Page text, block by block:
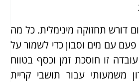
דורש תחזוקה מינימלית. כל מה
פעם עם מים וסבון כדי לשמור על
זו חוסכת זמן וכסף בטווח
משמעותי עבור תושבי קריית